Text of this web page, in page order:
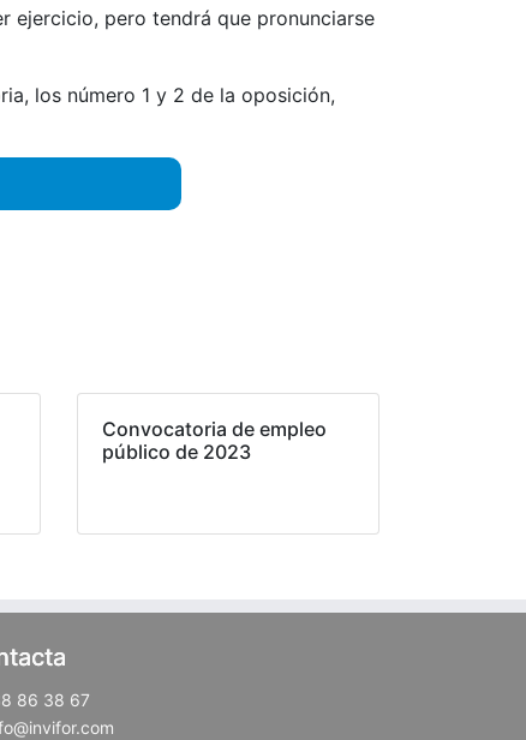
ejercicio, pero tendrá que pronunciarse
los número 1 y 2 de la oposición,
Convocatoria de empleo
público de 2023
86 38 67